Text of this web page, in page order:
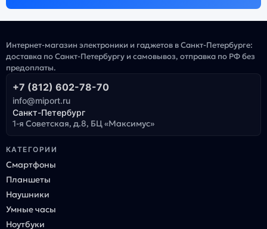
Интернет-магазин электроники и гаджетов в Санкт-Петербурге:
доставка по Санкт-Петербургу и самовывоз, отправка по РФ без
предоплаты.
+7 (812) 602-78-70
info@miport.ru
Санкт-Петербург
1-я Советская, д.8, БЦ «Максимус»
КАТЕГОРИИ
Смартфоны
Планшеты
Наушники
Умные часы
Ноутбуки